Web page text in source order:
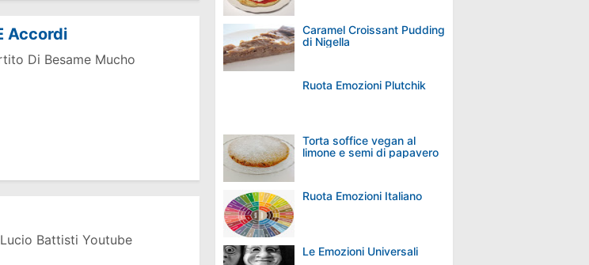
Accordi
Di Besame Mucho
Battisti Youtube
Caramel Croissant Pudding
di Nigella
Ruota Emozioni Plutchik
Torta soffice vegan al
limone e semi di papavero
Ruota Emozioni Italiano
Le Emozioni Universali